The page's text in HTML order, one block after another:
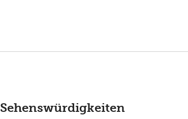
Sehenswürdigkeiten